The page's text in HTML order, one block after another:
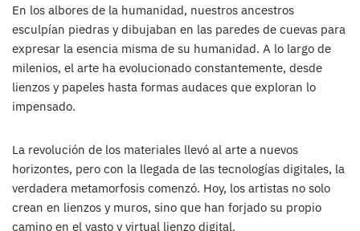
En los albores de la humanidad, nuestros ancestros
esculpían piedras y dibujaban en las paredes de cuevas para
expresar la esencia misma de su humanidad. A lo largo de
milenios, el arte ha evolucionado constantemente, desde
lienzos y papeles hasta formas audaces que exploran lo
impensado.
La revolución de los materiales llevó al arte a nuevos
horizontes, pero con la llegada de las tecnologías digitales, la
verdadera metamorfosis comenzó. Hoy, los artistas no solo
crean en lienzos y muros, sino que han forjado su propio
camino en el vasto y virtual lienzo digital.